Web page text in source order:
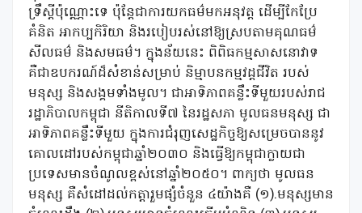
ទ្រឹស្តីប៉ុណ្ណោះទេ ប៉ុន្តែជាការយកធម៌មកអនុវត្ត ដើម្បីកែប្រែ
គំនិត អាកប្បកិរិយា និងរបៀបរស់នៅឱ្យស្របតាមគុណធម៌
សីលធម៌ និងសមធម៌។ ក្នុងន័យនេះ ពិពិធកម្មសាសនោវាទ
គឺជាឧបករណ៍ដ៏សំខាន់សម្រាប់ និម្មាបនកម្មវដ្ដជីវិត របស់
មនុស្ស និងសង្គមទាំងមូល។ ជាអាទិភាពគន្លឹះទីមួយរបស់រាជ
រដ្ឋាភិបាលកម្ពុជា នីតិកាលទី៧ នៃរដ្ឋសភា មូលធនមនុស្ស ជា
អាទិភាពគន្លឹះទីមួយ ក្នុងការជំរុញសេដ្ឋកិច្ចឱ្យសម្រេចបាននូវ
គោលដៅរបស់កម្ពុជាឆ្នាំ២០៣០ និងធ្វើឱ្យកម្ពុជាក្លាយជា
ប្រទេសមានចំណូលខ្ពស់នៅឆ្នាំ២០៥០។ ពាក្យថា មូលធន
មនុស្ស គឺសំដៅដល់កត្តារួមផ្សំចំនួន ៤យ៉ាងគឺ (១).មនុស្សមាន